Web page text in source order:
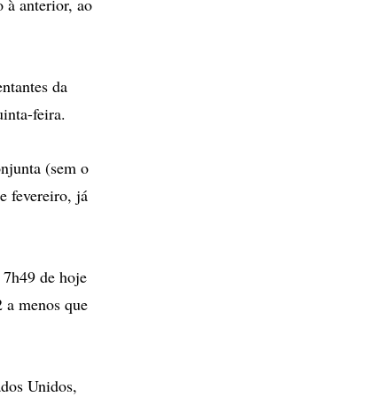
à anterior, ao
da
feira.
(sem o
fevereiro, já
de hoje
menos que
Unidos,